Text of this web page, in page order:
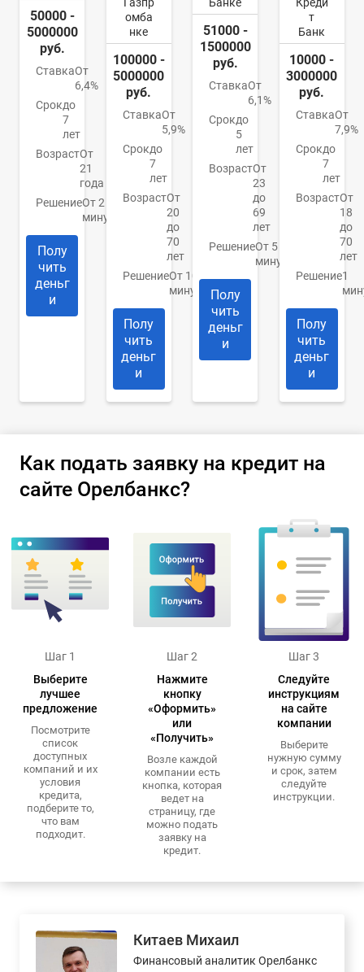
50000 -
5000000
руб.
СтавкаОт
6,4%
Срокдо
7
лет
ВозрастОт
21
года
РешениеОт 2
минут
Полу
чить
деньг
и
Газпр
омба
нке
100000 -
5000000
руб.
СтавкаОт
5,9%
Срокдо
7
лет
ВозрастОт
20
до
70
лет
РешениеОт 10
минут
Полу
чить
деньг
и
Банке
51000 -
1500000
руб.
СтавкаОт
6,1%
Срокдо
5
лет
ВозрастОт
23
до
69
лет
РешениеОт 5
минут
Полу
чить
деньг
и
Креди
т
Банк
10000 -
3000000
руб.
СтавкаОт
7,9%
Срокдо
7
лет
ВозрастОт
18
до
70
лет
Решение1
Полу
чить
деньг
и
Как подать заявку на кредит на
сайте Орелбанкс?
Шаг 1
Выберите
лучшее
предложение
Посмотрите
список
доступных
компаний и их
условия
кредита,
подберите то,
что вам
подходит.
Шаг 2
Нажмите
кнопку
«Оформить»
или
«Получить»
Возле каждой
компании есть
кнопка, которая
ведет на
страницу, где
можно подать
заявку на
кредит.
Шаг 3
Следуйте
инструкциям
на сайте
компании
Выберите
нужную сумму
и срок, затем
следуйте
инструкции.
Китаев Михаил
Финансовый аналитик Орелбанкс